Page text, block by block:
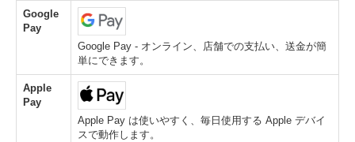
Google
Pay
Google Pay - オンライン、店舗での支払い、送金が簡
単にできます。
Apple
Pay
Apple Pay は使いやすく、毎日使用する Apple デバイ
スで動作します。